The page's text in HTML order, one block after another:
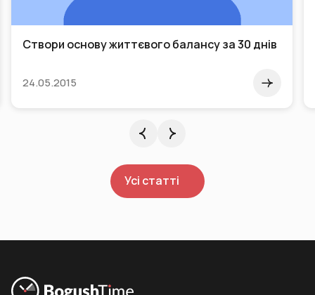
Створи основу життєвого балансу за 30 днів
24.05.2015
Усі статті